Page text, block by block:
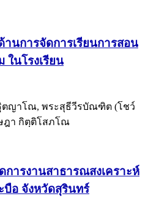
นการจัดการเรียนการสอน
ในโรงเรียน
ตญาโณ, พระสุธีวีรบัณฑิต (โชว์
ฎา กิตฺติโสภโณ
การงานสาธารณสงเคราะห์
อ จังหวัดสุรินทร์